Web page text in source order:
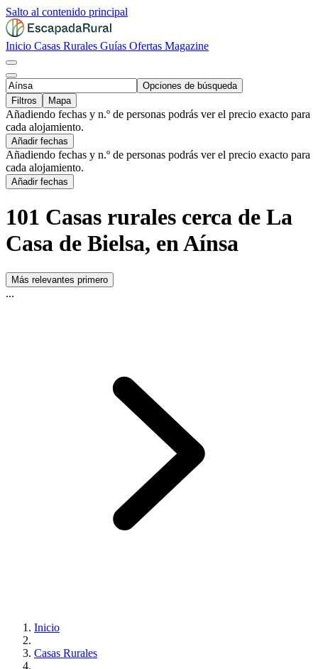
Salto al contenido principal
Inicio Casas Rurales Guías Ofertas Magazine
Opciones de búsqueda
Filtros
Mapa
Añadiendo fechas y n.º de personas podrás ver el precio exacto para
cada alojamiento.
Añadir fechas
Añadiendo fechas y n.º de personas podrás ver el precio exacto para
cada alojamiento.
Añadir fechas
101 Casas rurales cerca de La
Casa de Bielsa, en Aínsa
Más relevantes primero
...
Inicio
Casas Rurales